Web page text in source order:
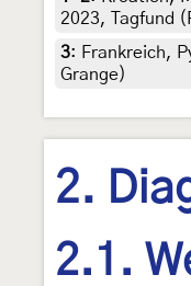
2023, Tagfund
3: Frankreich,
Grange)
2.
2.1.